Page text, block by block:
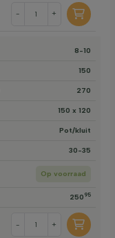
- +
8-10
150
270
150 x 120
Pot/kluit
30-35
Op voorraad
250 95
- +